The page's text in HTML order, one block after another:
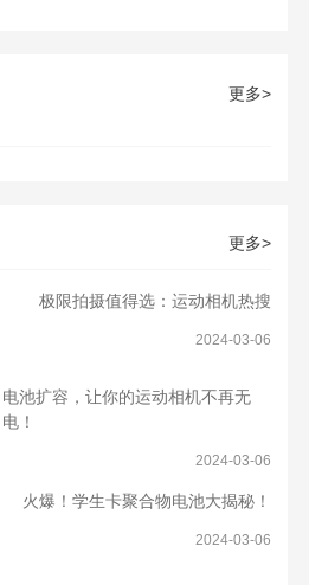
更多>
更多>
极限拍摄值得选：运动相机热搜
2024-03-06
电池扩容，让你的运动相机不再无
电！
2024-03-06
火爆！学生卡聚合物电池大揭秘！
2024-03-06